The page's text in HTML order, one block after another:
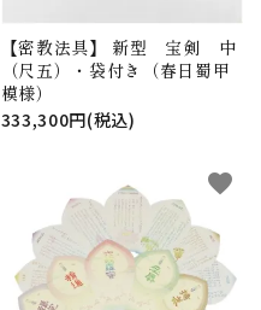
【密教法具】 新型 宝剣 中
（尺五）・袋付き（春日蜀甲
模様）
333,300円(税込)
favorite